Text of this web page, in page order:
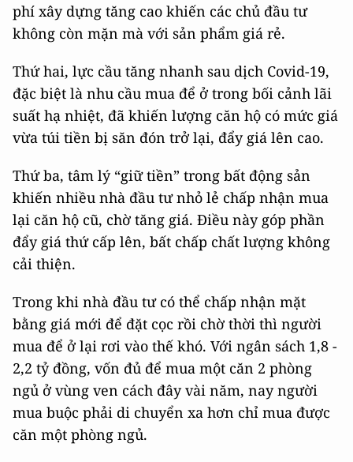
phí xây dựng tăng cao khiến các chủ đầu tư
không còn mặn mà với sản phẩm giá rẻ.
Thứ hai, lực cầu tăng nhanh sau dịch Covid-19,
đặc biệt là nhu cầu mua để ở trong bối cảnh lãi
suất hạ nhiệt, đã khiến lượng căn hộ có mức giá
vừa túi tiền bị săn đón trở lại, đẩy giá lên cao.
Thứ ba, tâm lý “giữ tiền” trong bất động sản
khiến nhiều nhà đầu tư nhỏ lẻ chấp nhận mua
lại căn hộ cũ, chờ tăng giá. Điều này góp phần
đẩy giá thứ cấp lên, bất chấp chất lượng không
cải thiện.
Trong khi nhà đầu tư có thể chấp nhận mặt
bằng giá mới để đặt cọc rồi chờ thời thì người
mua để ở lại rơi vào thế khó. Với ngân sách 1,8 -
2,2 tỷ đồng, vốn đủ để mua một căn 2 phòng
ngủ ở vùng ven cách đây vài năm, nay người
mua buộc phải di chuyển xa hơn chỉ mua được
căn một phòng ngủ.